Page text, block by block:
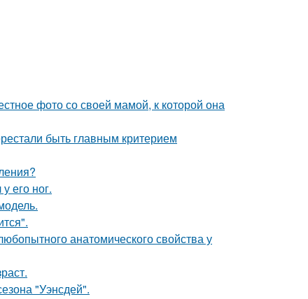
фото со своей мамой, к которой она
быть главным критерием
его ног.
анатомического свойства у
"Уэнсдей".